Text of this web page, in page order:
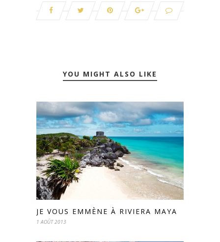
YOU MIGHT ALSO LIKE
JE VOUS EMMÈNE À RIVIERA MAYA
1 AOÛT 2013